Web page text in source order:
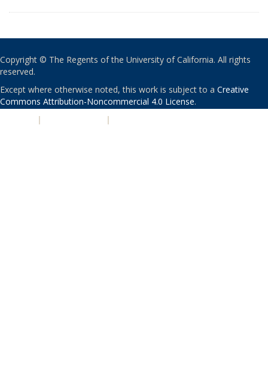
Copyright © The Regents of the University of California. All rights
reserved.
Except where otherwise noted, this work is subject to a Creative
Commons Attribution-Noncommercial 4.0 License.
| |